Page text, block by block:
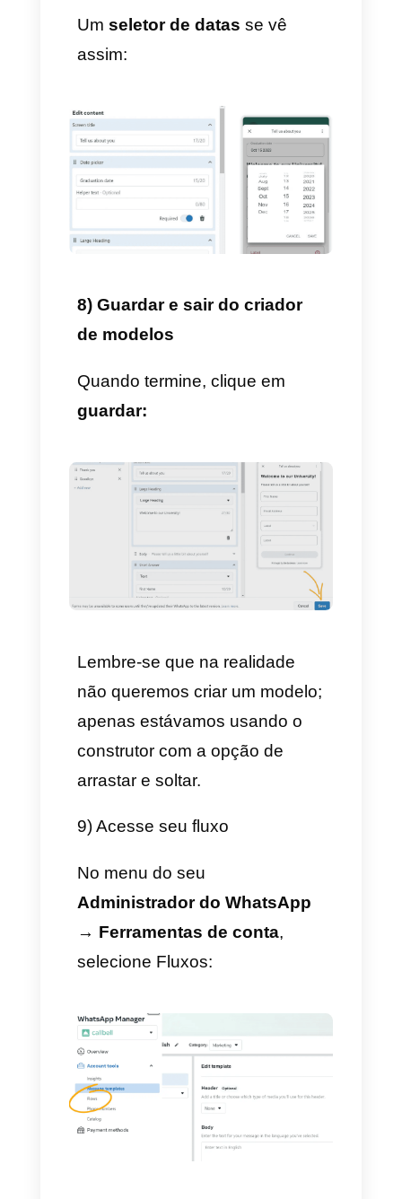
como:
resposta corta, resposta de
parágrafo, seletor de datas,
seleção de opção única,
seleção de opção múltipla,
expansível e palanca.
7) Personalize os componentes
personalizável. Por exemplo, o
componente“Resposta curta”
pode ser de tipo Texto, E-mail,
Senha, Número, Código de
Assim é como se vê um
componente de